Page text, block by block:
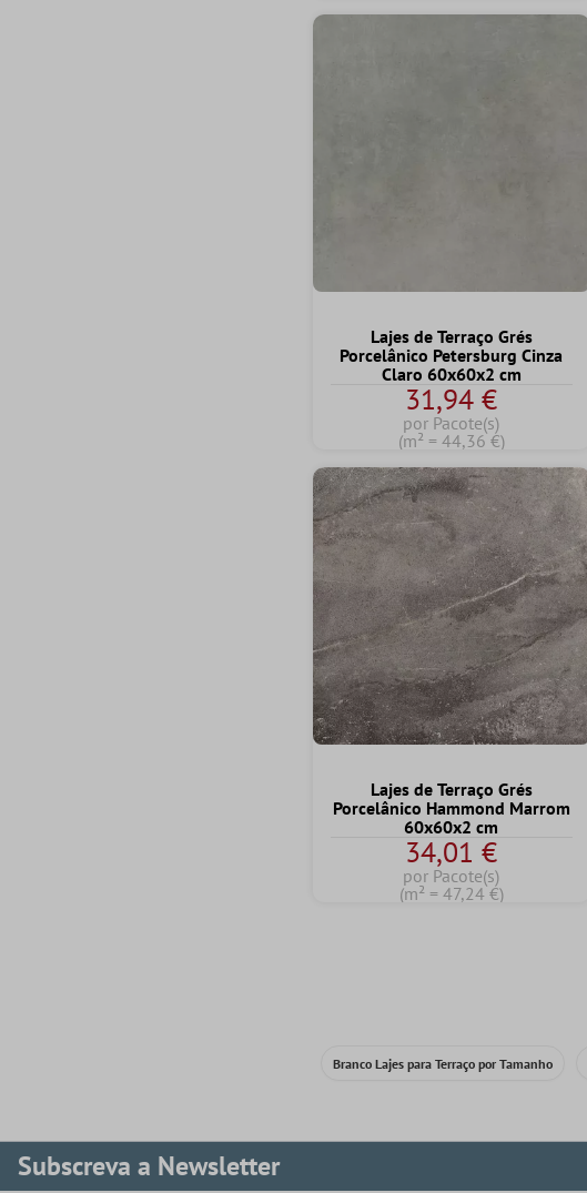
Lajes de Terraço Grés
Porcelânico Petersburg Cinza
Claro 60x60x2 cm
31,94 €
por Pacote(s)
(m² = 44,36 €)
Lajes de Terraço Grés
Porcelânico Hammond Marrom
60x60x2 cm
34,01 €
por Pacote(s)
(m² = 47,24 €)
Branco Lajes para Terraço por Tamanho
Subscreva a Newsletter